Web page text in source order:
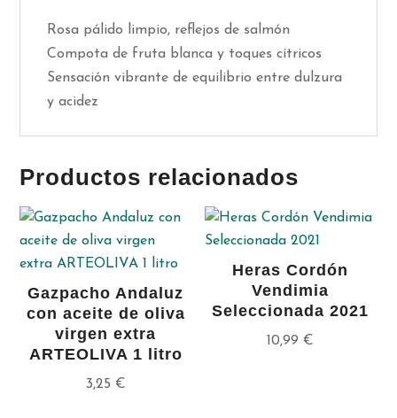
Rosa pálido limpio, reflejos de salmón
Compota de fruta blanca y toques cítricos
Sensación vibrante de equilibrio entre dulzura
y acidez
Productos relacionados
Gazpacho Andaluz
con aceite de oliva
virgen extra
ARTEOLIVA 1 litro
3,25 €
Heras Cordón
Vendimia
Seleccionada 2021
10,99€